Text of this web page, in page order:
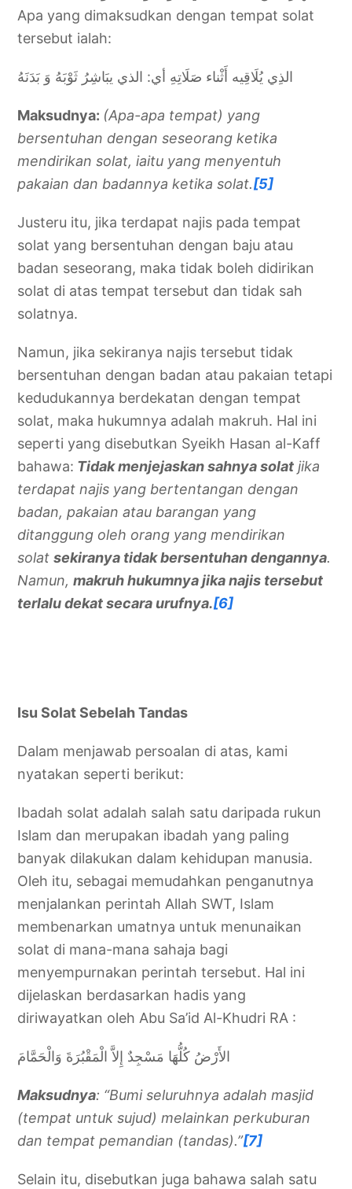
Apa yang dimaksudkan dengan tempat solat
tersebut ialah:
الذِي يُلَاقِيه أَثْناء صَلَاتِهِ أي: الذي يبَاشِرُ ثَوْبَهُ وَ بَدَنَهُ
Maksudnya: (Apa-apa tempat) yang
bersentuhan dengan seseorang ketika
mendirikan solat, iaitu yang menyentuh
pakaian dan badannya ketika solat.[5]
Justeru itu, jika terdapat najis pada tempat
solat yang bersentuhan dengan baju atau
badan seseorang, maka tidak boleh didirikan
solat di atas tempat tersebut dan tidak sah
solatnya.
Namun, jika sekiranya najis tersebut tidak
bersentuhan dengan badan atau pakaian tetapi
kedudukannya berdekatan dengan tempat
solat, maka hukumnya adalah makruh. Hal ini
seperti yang disebutkan Syeikh Hasan al-Kaff
bahawa: Tidak menjejaskan sahnya solat jika
terdapat najis yang bertentangan dengan
badan, pakaian atau barangan yang
ditanggung oleh orang yang mendirikan
solatsekiranya tidak bersentuhan dengannya.
Namun,makruh hukumnya jika najis tersebut
terlalu dekat secara urufnya.[6]
Isu Solat Sebelah Tandas
Dalam menjawab persoalan di atas, kami
nyatakan seperti berikut:
Ibadah solat adalah salah satu daripada rukun
Islam dan merupakan ibadah yang paling
banyak dilakukan dalam kehidupan manusia.
Oleh itu, sebagai memudahkan penganutnya
menjalankan perintah Allah SWT, Islam
membenarkan umatnya untuk menunaikan
solat di mana-mana sahaja bagi
menyempurnakan perintah tersebut. Hal ini
dijelaskan berdasarkan hadis yang
diriwayatkan oleh Abu Sa’id Al-Khudri RA :
الأَرْضُ كُلُّهَا مَسْجِدٌ إِلاَّ الْمَقْبُرَةَ وَالْحَمَّامَ
Maksudnya: “Bumi seluruhnya adalah masjid
(tempat untuk sujud) melainkan perkuburan
dan tempat pemandian (tandas).”[7]
Selain itu, disebutkan juga bahawa salah satu